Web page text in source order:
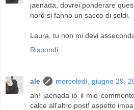
jaenada, dovrei ponderare
nord si fanno un sacco di soldi.
Laura, tu non mi devi
Rispondi
ale
mercoledì, giugno 29,
ah! jaenada io il mio
calce all'altro post! aspetto